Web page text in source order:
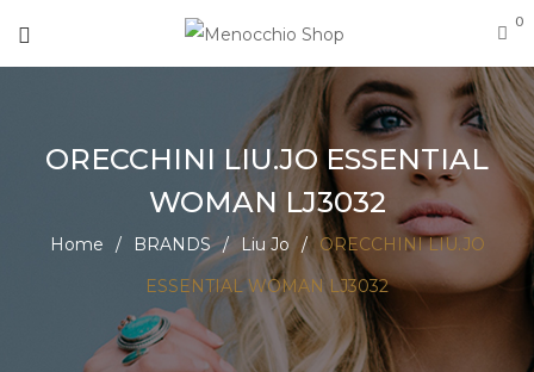
0
ORECCHINI LIU.JO ESSENTIAL
WOMAN LJ3032
Home / BRANDS / Liu Jo /
ORECCHINI LIU.JO
ESSENTIAL WOMAN LJ3032